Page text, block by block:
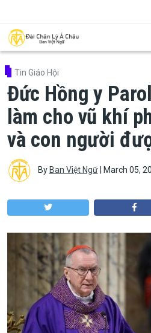
Tin Giáo Hội
Đức Hồng y
làm cho vũ khí
và con người
By Ban Việt Ngữ| March 05,